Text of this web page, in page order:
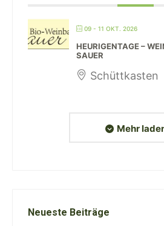
09 - 11 OKT. 2026
HEURIGENTAGE –
SAUER
Schüttkasten
Mehr
Neueste Beiträge